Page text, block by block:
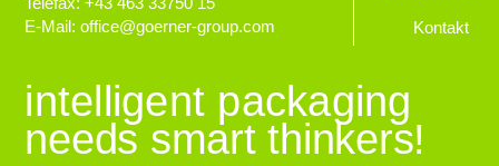
E-Mail:office@goerner-group.com
intelligent packaging
needs smart thinkers!
Kontakt